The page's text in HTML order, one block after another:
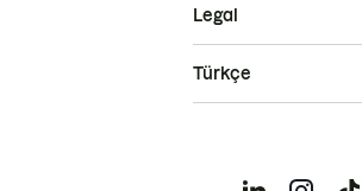
Legal
Türkçe